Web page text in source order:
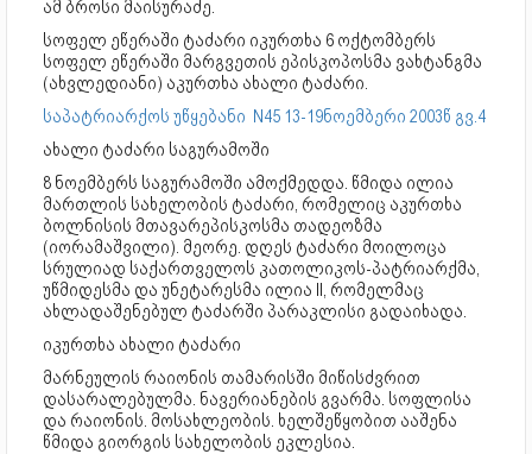
ამ ბროსი მაისურაძე.
სოფელ ეწერაში ტაძარი იკურთხა 6 ოქტომბერს
სოფელ ეწერაში მარგვეთის ეპისკოპოსმა ვახტანგმა
(ახვლედიანი) აკურთხა ახალი ტაძარი.
საპატრიარქოს უწყებანი N45 13-19ნოემბერი 2003წ გვ.4
ახალი ტაძარი საგურამოში
8 ნოემბერს საგურამოში ამოქმედდა. წმიდა ილია
მართლის სახელობის ტაძარი, რომელიც აკურთხა
ბოლნისის მთავარეპისკოსმა თადეოზმა
(იორამაშვილი). მეორე. დღეს ტაძარი მოილოცა
სრულიად საქართველოს კათოლიკოს-პატრიარქმა,
უწმიდესმა და უნეტარესმა ილია II, რომელმაც
ახლადაშენებულ ტაძარში პარაკლისი გადაიხადა.
იკურთხა ახალი ტაძარი
მარნეულის რაიონის თამარისში მიწისძვრით
დასარალებულმა. ნავერიანების გვარმა. სოფლისა
და რაიონის. მოსახლეობის. ხელშეწყობით ააშენა
წმიდა გიორგის სახელობის ეკლესია.